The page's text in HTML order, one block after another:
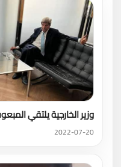
وزير الخارجية يلتقي
2022-07-20